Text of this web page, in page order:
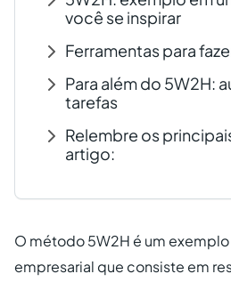
você se inspirar
Ferramentas para
Para além do 5W2H:
tarefas
Relembre os
artigo:
O método 5W2H é um
empresarial que consiste em